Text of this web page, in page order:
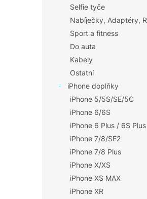
Selfie tyče
Nabíječky, Adaptéry,
Sport a fitness
Do auta
Kabely
Ostatní
iPhone doplňky
iPhone 5/5S/SE/5C
iPhone 6/6S
iPhone 6 Plus / 6S Plus
iPhone 7/8/SE2
iPhone 7/8 Plus
iPhone X/XS
iPhone XS MAX
iPhone XR